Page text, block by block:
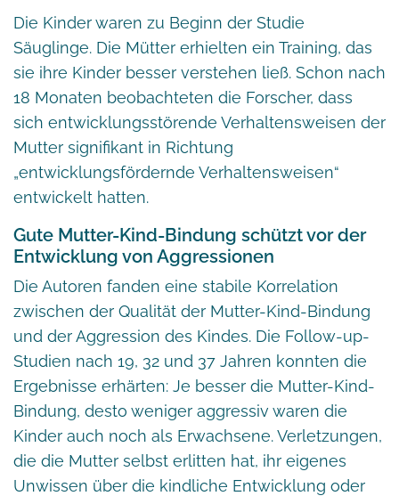
Die Kinder waren zu Beginn der Studie
Säuglinge. Die Mütter erhielten ein Training, das
sie ihre Kinder besser verstehen ließ. Schon nach
18 Monaten beobachteten die Forscher, dass
sich entwicklungsstörende Verhaltensweisen der
Mutter signifikant in Richtung
„entwicklungsfördernde Verhaltensweisen“
entwickelt hatten.
Gute Mutter-Kind-Bindung schützt vor der
Entwicklung von Aggressionen
Die Autoren fanden eine stabile Korrelation
zwischen der Qualität der Mutter-Kind-Bindung
und der Aggression des Kindes. Die Follow-up-
Studien nach 19, 32 und 37 Jahren konnten die
Ergebnisse erhärten: Je besser die Mutter-Kind-
Bindung, desto weniger aggressiv waren die
Kinder auch noch als Erwachsene. Verletzungen,
die die Mutter selbst erlitten hat, ihr eigenes
Unwissen über die kindliche Entwicklung oder